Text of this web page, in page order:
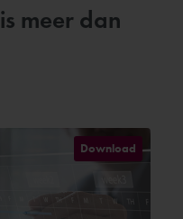
meer dan
Download